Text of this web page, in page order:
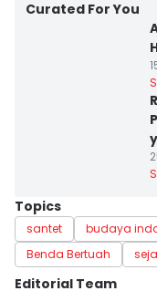
Curated For You
Topics
santet budaya
Benda Bertuah
Editorial Team